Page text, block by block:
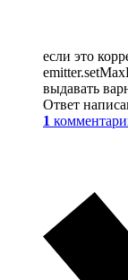
если это
выдавать
Ответ
1